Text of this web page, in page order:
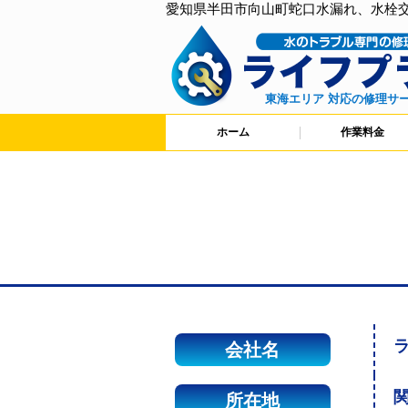
愛知県半田市向山町蛇口水漏れ、水栓
東海エリア 対応の修理サ
ホーム 作業料金
会社名
所在地